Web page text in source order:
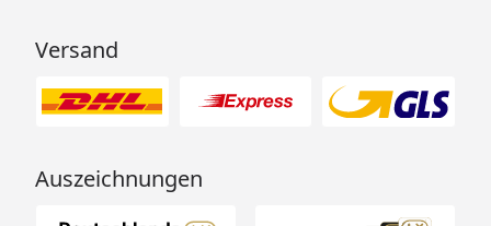
Versand
Auszeichnungen